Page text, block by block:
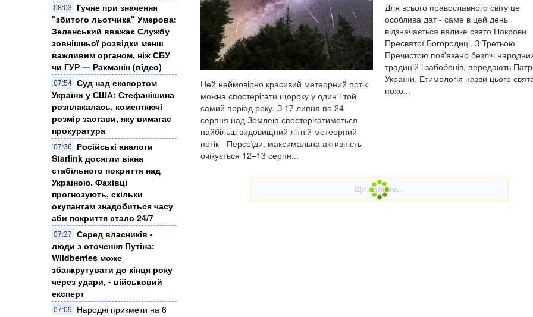
08:03
Гучне при значення
"збитого льотчика" Умерова:
Зеленський вважає Службу
зовнішньої розвідки менш
важливим органом, ніж СБУ
чи ГУР — Рахманін (відео)
07:54 Суд над експортом
України у США: Стефанішина
розплакалась, коменткючі
розмір застави, яку вимагає
прокуратура
07:36
Російські аналоги
Starlink досягли вікна
стабільного покриття над
Україною. Фахівці
прогнозують, скільки
окупантам знадобиться часу
аби покриття стало 24/7
07:27
Серед власників -
люди з оточення Путіна:
Wildberries може
збанкрутувати до кінця року
через удари, - військовий
експерт
07:09
Народні прикмети на 6
Цей неймовірно красивий метеорний потік
можна спостерігати щороку у один і той
самий період року. З 17 липня по 24
серпня над Землею спостерігатиметься
найбільш видовищний літній метеорний
потік - Персеїди, максимальна активність
очікується 12–13 серпн...
Для всього православного світу це
особлива дат - саме в цей день
відзначається велике свято Покрови
Пресвятої Богородиці. З Третьою
Пречистою пов'язано безліч
традицій і забобонів, передають
України. Етимологія назви цього
похо...